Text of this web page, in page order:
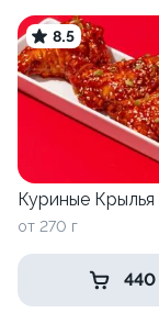
8.5
Куриные Крылья
от 270 г
440